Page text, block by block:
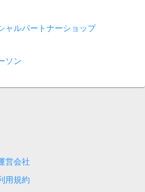
ャルパートナーショップ
ソン
営会社
用規約